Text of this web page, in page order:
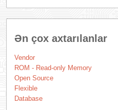
Ən çox axtarılanlar
Vendor
ROM - Read-only Memory
Open Source
Flexible
Database